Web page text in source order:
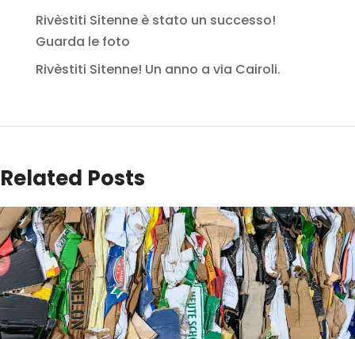
Rivèstiti Sitenne è stato un successo!
Guarda le foto
Rivèstiti Sitenne! Un anno a via Cairoli.
Related Posts